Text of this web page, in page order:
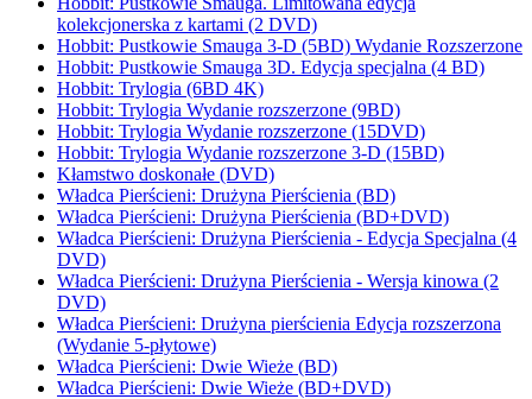
kolekcjonerska z kartami (2 DVD)
Hobbit: Pustkowie Smauga 3-D (5BD) Wydanie Rozszerzone
Hobbit: Pustkowie Smauga 3D. Edycja specjalna (4 BD)
Hobbit: Trylogia (6BD 4K)
Hobbit: Trylogia Wydanie rozszerzone (9BD)
Hobbit: Trylogia Wydanie rozszerzone (15DVD)
Hobbit: Trylogia Wydanie rozszerzone 3-D (15BD)
Kłamstwo doskonałe (DVD)
Władca Pierścieni: Drużyna Pierścienia (BD)
Władca Pierścieni: Drużyna Pierścienia (BD+DVD)
Władca Pierścieni: Drużyna Pierścienia - Edycja Specjalna (4
DVD)
Władca Pierścieni: Drużyna Pierścienia - Wersja kinowa (2
DVD)
Władca Pierścieni: Drużyna pierścienia Edycja rozszerzona
(Wydanie 5-płytowe)
Władca Pierścieni: Dwie Wieże (BD)
Władca Pierścieni: Dwie Wieże (BD+DVD)